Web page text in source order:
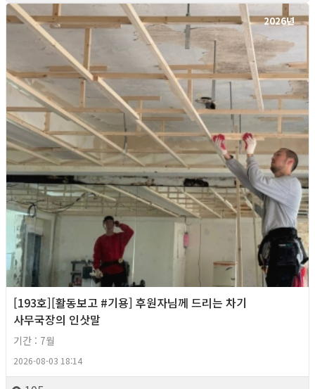
2026년
[193호][활동보고 #기용] 후원자님께 드리는 차기
사무국장의 인삿말
기간 : 7월
2026-08-03 18:14